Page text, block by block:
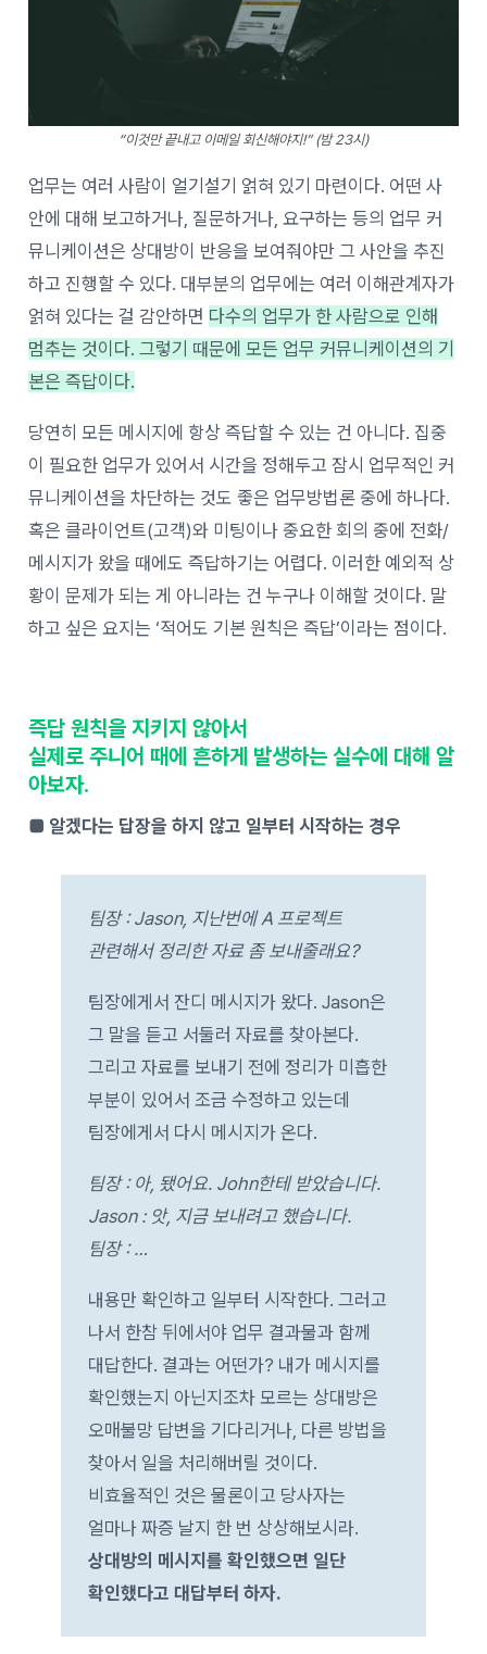
“이것만 끝내고 이메일 회신해야지!” (밤 23시)
업무는 여러 사람이 얼기설기 얽혀 있기 마련이다. 어떤 사
안에 대해 보고하거나, 질문하거나, 요구하는 등의 업무 커
뮤니케이션은 상대방이 반응을 보여줘야만 그 사안을 추진
하고 진행할 수 있다. 대부분의 업무에는 여러 이해관계자가
얽혀 있다는 걸 감안하면 다수의 업무가 한 사람으로 인해
멈추는 것이다. 그렇기 때문에 모든 업무 커뮤니케이션의 기
본은 즉답이다.
당연히 모든 메시지에 항상 즉답할 수 있는 건 아니다. 집중
이 필요한 업무가 있어서 시간을 정해두고 잠시 업무적인 커
뮤니케이션을 차단하는 것도 좋은 업무방법론 중에 하나다.
혹은 클라이언트(고객)와 미팅이나 중요한 회의 중에 전화/
메시지가 왔을 때에도 즉답하기는 어렵다. 이러한 예외적 상
황이 문제가 되는 게 아니라는 건 누구나 이해할 것이다. 말
하고 싶은 요지는 ‘적어도 기본 원칙은 즉답’이라는 점이다.
즉답 원칙을 지키지 않아서
실제로 주니어 때에 흔하게 발생하는 실수에 대해 알
아보자.
■ 알겠다는 답장을 하지 않고 일부터 시작하는 경우
팀장 : Jason, 지난번에 A 프로젝트
관련해서 정리한 자료 좀 보내줄래요?
팀장에게서 잔디 메시지가 왔다. Jason은
그 말을 듣고 서둘러 자료를 찾아본다.
그리고 자료를 보내기 전에 정리가 미흡한
부분이 있어서 조금 수정하고 있는데
팀장에게서 다시 메시지가 온다.
팀장 : 아, 됐어요. John한테 받았습니다.
Jason : 앗, 지금 보내려고 했습니다.
팀장 : …
내용만 확인하고 일부터 시작한다. 그러고
나서 한참 뒤에서야 업무 결과물과 함께
대답한다. 결과는 어떤가? 내가 메시지를
확인했는지 아닌지조차 모르는 상대방은
오매불망 답변을 기다리거나, 다른 방법을
찾아서 일을 처리해버릴 것이다.
비효율적인 것은 물론이고 당사자는
얼마나 짜증 날지 한 번 상상해보시라.
상대방의 메시지를 확인했으면 일단
확인했다고 대답부터 하자.